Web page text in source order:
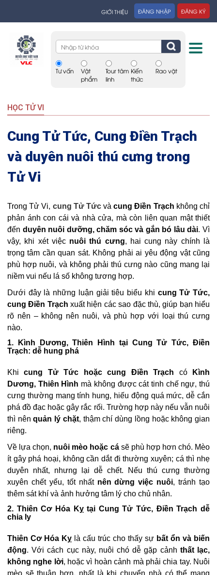
GIỚI THIỆU ĐĂNG NHẬP ĐĂNG KÝ
Tư vấn
Vật
phẩm
Tour tâm
linh
Kiến
thức
Rao vặt
HỌC TỬ VI
Cung Tử Tức, Cung Điền Trạch
và duyên nuôi thú cưng trong
Tử Vi
Trong Tử Vi, cung Tử Tứcvàcung Điền Trạch không chỉ
phản ánh con cái và nhà cửa, mà còn liên quan mật thiết
đến duyên nuôi dưỡng, chăm sóc và gắn bó lâu dài. Vì
vậy, khi xét việc nuôi thú cưng, hai cung này chính là
trọng tâm cần quan sát. Không phải ai yêu động vật cũng
phù hợp nuôi, và không phải thú cưng nào cũng mang lại
niềm vui nếu lá số không tương hợp.
Dưới đây là những luận giải tiêu biểu khi cung Tử Tức,
cung Điền Trạch xuất hiện các sao đặc thù, giúp bạn hiểu
rõ nên – không nên nuôi, và phù hợp với loại thú cưng
nào.
1. Kình Dương, Thiên Hình tại Cung Tử Tức, Điền
Trạch: dễ hung phá
Khicung Tử Tức hoặc cung Điền Trạch có
Kình
Dương, Thiên Hình mà không được cát tinh chế ngự, thú
cưng thường mang tính hung, hiếu động quá mức, dễ cắn
phá đồ đạc hoặc gây rắc rối. Trường hợp này nếu vẫn nuôi
thì nênquản lý chặt, thậm chí dùng lồng hoặc không gian
riêng.
Về lựa chọn, nuôi mèo hoặc cásẽ phù hợp hơn chó. Mèo
ít gây phá hoại, không cần dắt đi thường xuyên; cá thì nhẹ
duyên nhất, nhưng lại dễ chết. Nếu thú cưng thường
xuyên chết yểu, tốt nhất nên dừng việc nuôi, tránh tạo
thêm sát khí và ảnh hưởng tâm lý cho chủ nhân.
2. Thiên Cơ Hóa Kỵ tại Cung Tử Tức, Điền Trạch dễ
chia ly
Thiên Cơ Hóa Kỵ là cấu trúc cho thấy sự bất ổn và biến
động. Với cách cục này, nuôi chó dễ gặp cảnh thất lạc,
không nghe lời, hoặc vì hoàn cảnh mà phải chia tay. Nuôi
mèo sẽ thuận hơn, nhất là khi chuyển nhà có thể mang